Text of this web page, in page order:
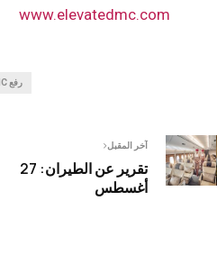
www.elevatedmc.com
رفع DMC
آخر المقبل
تقرير عن الطيران: 27
أغسطس